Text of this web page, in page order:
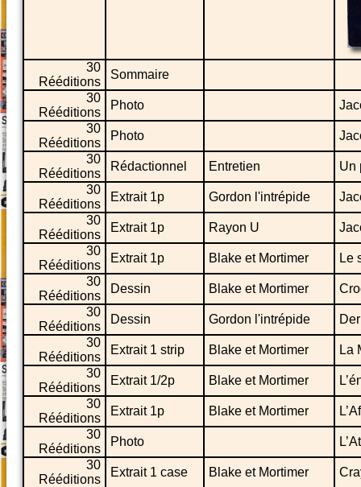
30
Rééditions
Sommaire
30
Rééditions
Photo
30
Rééditions
Photo
30
Rééditions
Rédactionnel Entretien
Un
30
Rééditions
Extrait 1p Gordon l'intrépide
30
Rééditions
Extrait 1p Rayon U
30
Rééditions
Extrait 1p Blake et Mortimer
Le
30
Rééditions
Dessin Blake et Mortimer
30
Rééditions
Dessin Gordon l'intrépide
30
Rééditions
Extrait 1 strip Blake et Mortimer
La
30
Rééditions
Extrait 1/2p Blake et Mortimer
30
Rééditions
Extrait 1p Blake et Mortimer
30
Rééditions
Photo
30
Rééditions
Extrait 1 case Blake et Mortimer